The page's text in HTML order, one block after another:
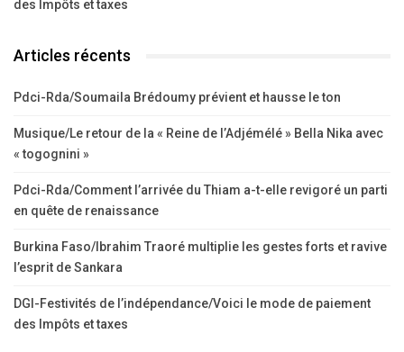
des Impôts et taxes
Articles récents
Pdci-Rda/Soumaila Brédoumy prévient et hausse le ton
Musique/Le retour de la « Reine de l’Adjémélé » Bella Nika avec
« togognini »
Pdci-Rda/Comment l’arrivée du Thiam a-t-elle revigoré un parti
en quête de renaissance
Burkina Faso/Ibrahim Traoré multiplie les gestes forts et ravive
l’esprit de Sankara
DGI-Festivités de l’indépendance/Voici le mode de paiement
des Impôts et taxes